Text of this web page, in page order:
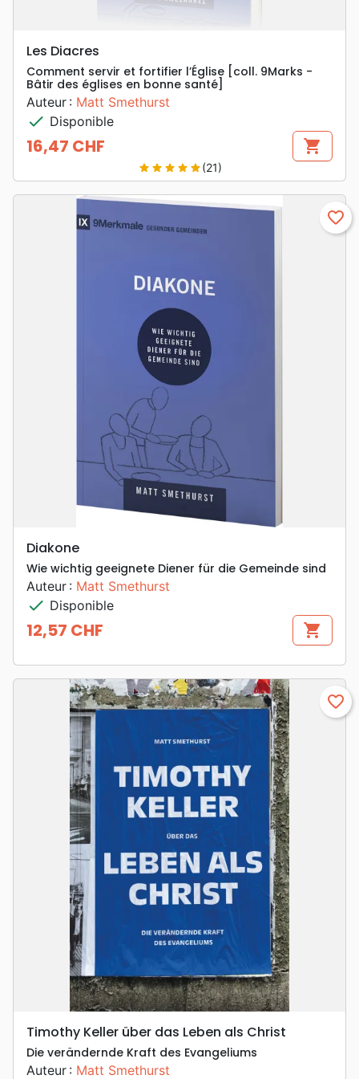
Les Diacres
Comment servir et fortifier l’Église [coll. 9Marks -
Bâtir des églises en bonne santé]
Auteur : Matt Smethurst
check Disponible
Prix
16,47 CHF shopping_cart
star star star star star(21)
favorite_border
Diakone
Wie wichtig geeignete Diener für die Gemeinde sind
Auteur : Matt Smethurst
check Disponible
Prix
12,57 CHF shopping_cart
favorite_border
Timothy Keller über das Leben als Christ
Die verändernde Kraft des Evangeliums
Auteur : Matt Smethurst